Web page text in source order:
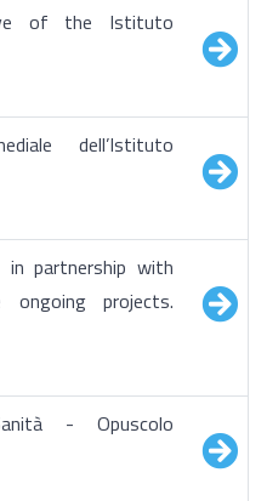
of the Istituto
dell’Istituto
in partnership with
projects.
- Opuscolo